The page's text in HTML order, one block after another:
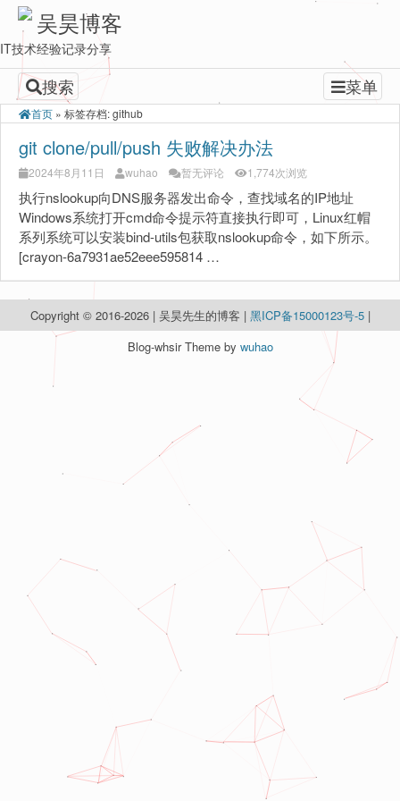
吴昊博客
IT技术经验记录分享
搜索 菜单
首页 » 标签存档: github
git clone/pull/push 失败解决办法
2024年8月11日 wuhao 暂无评论 1,774次浏览
执行nslookup向DNS服务器发出命令，查找域名的IP地址
Windows系统打开cmd命令提示符直接执行即可，Linux红帽
系列系统可以安装bind-utils包获取nslookup命令，如下所示。
[crayon-6a7931ae52eee595814 …
Copyright © 2016-2026 | 吴昊先生的博客 | 黑ICP备15000123号-5 |
Blog-whsir Theme by wuhao